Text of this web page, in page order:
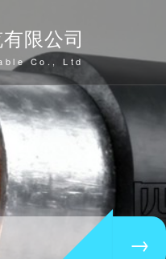
限公司
Co., Ltd